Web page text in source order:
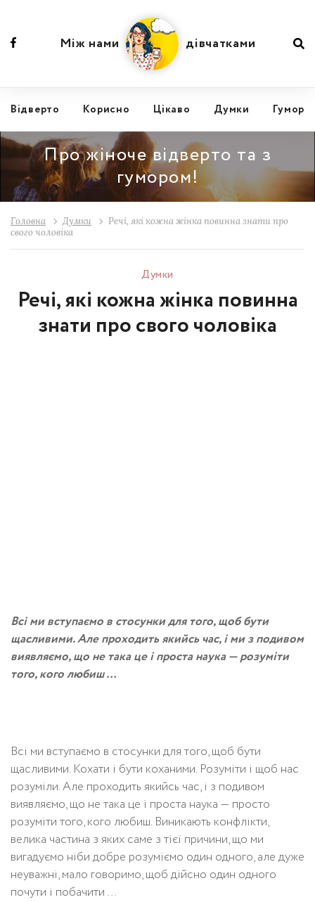
Відвертo Корисно Цікаво Думки Гумор
Між нами дівчатками
Про жіноче відверто та з
гумором!
Головна Думки
Речі, які кожна жінка повинна знати про
свого чоловіка
Думки
Речі, які кожна жінка повинна
знати про свого чоловіка
Всі ми вступаємо в стосунки для того, щоб бути
щасливими. Але проходить якийсь час, і ми з подивом
виявляємо, що не така це і проста наука — розуміти
того, кого любиш …
Всі ми вступаємо в стосунки для того, щоб бути
щасливими. Кохати і бути коханими. Розуміти і щоб нас
розуміли. Але проходить якийсь час, і з подивом
виявляємо, що не така це і проста наука — просто
розуміти того, кого любиш. Виникають конфлікти,
велика частина з яких саме з тієї причини, що ми
вигадуємо ніби добре розуміємо один одного, але дуже
неуважні, мало говоримо, щоб дійсно один одного
почути і побачити …